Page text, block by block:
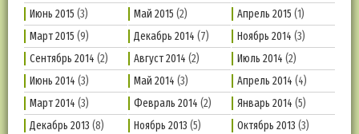
Июнь 2015 (3) Май 2015 (2) Апрель 2015 (1)
Март 2015 (9) Декабрь 2014 (7) Ноябрь 2014 (3)
Сентябрь 2014 (2) Август 2014 (2) Июль 2014 (2)
Июнь 2014 (3) Май 2014 (3) Апрель 2014 (4)
Март 2014 (3) Февраль 2014 (2) Январь 2014 (5)
Декабрь 2013 (8) Ноябрь 2013 (5) Октябрь 2013 (3)